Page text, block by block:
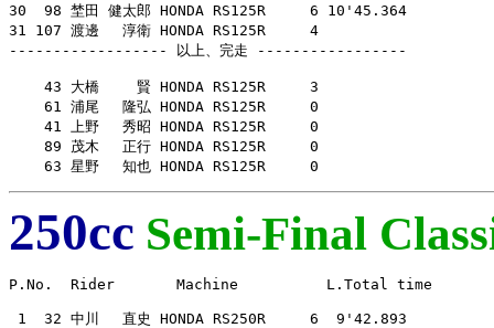
30  98 埜田 健太郎 HONDA RS125R     6 10'45.364
31 107 渡邊　 淳衛 HONDA RS125R     4
------------------ 以上、完走 -----------------
    43 大橋　　 賢 HONDA RS125R     3
    61 浦尾　 隆弘 HONDA RS125R     0
    41 上野　 秀昭 HONDA RS125R     0
    89 茂木　 正行 HONDA RS125R     0
    63 星野　 知也 HONDA RS125R     0
250cc Semi-Final
P.No.  Rider       Machine          L.Total time
1  32 中川　 直史 HONDA RS250R     6  9'42.893